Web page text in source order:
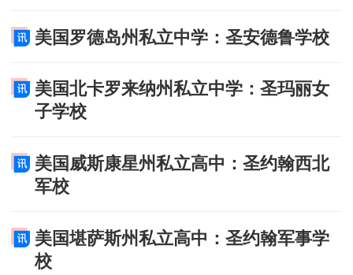
美国罗德岛州私立中学：圣安德鲁学校
美国北卡罗来纳州私立中学：圣玛丽女
子学校
美国威斯康星州私立高中：圣约翰西北
军校
美国堪萨斯州私立高中：圣约翰军事学
校